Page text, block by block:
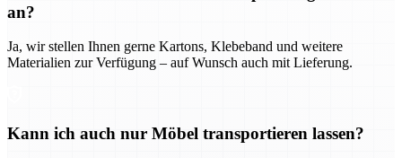
an?
Ja, wir stellen Ihnen gerne Kartons, Klebeband und weitere
Materialien zur Verfügung – auf Wunsch auch mit Lieferung.
Kann ich auch nur Möbel transportieren lassen?